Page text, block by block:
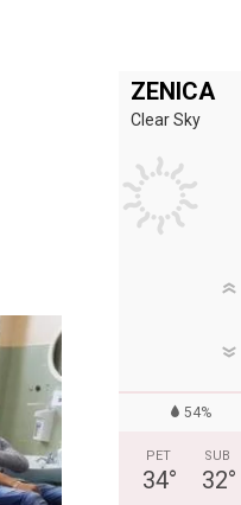
ZENICA
Clear Sky
54%
PET
34°
SUB
32°